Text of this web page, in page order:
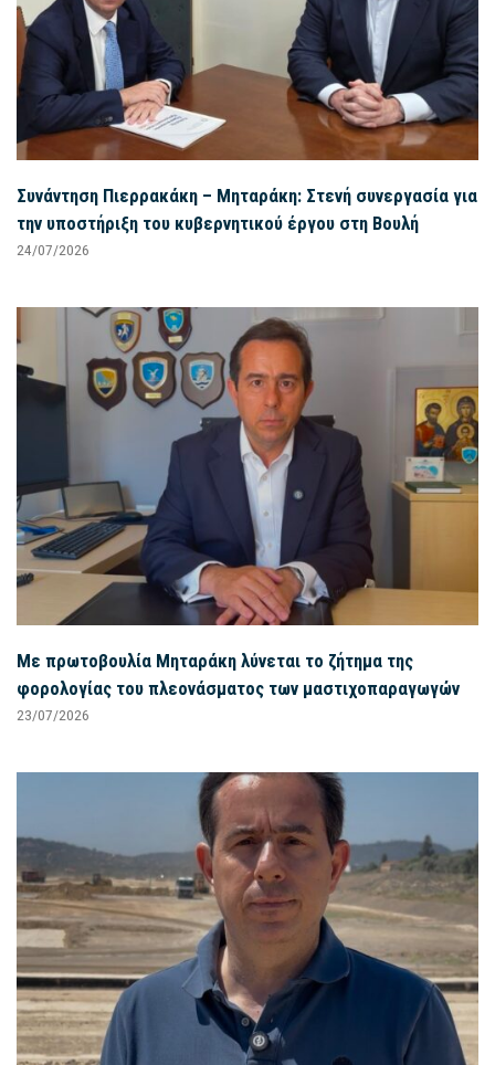
Συνάντηση Πιερρακάκη – Μηταράκη: Στενή συνεργασία για
την υποστήριξη του κυβερνητικού έργου στη Βουλή
24/07/2026
Με πρωτοβουλία Μηταράκη λύνεται το ζήτημα της
φορολογίας του πλεονάσματος των μαστιχοπαραγωγών
23/07/2026